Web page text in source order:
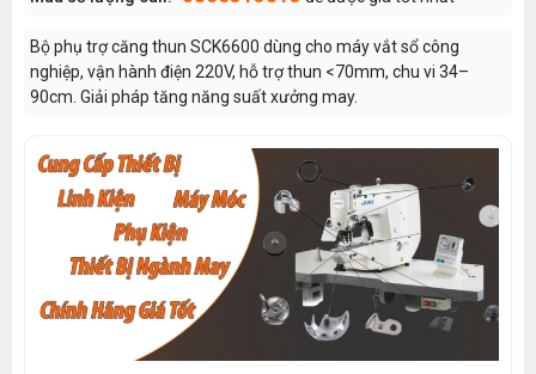
Bộ phụ trợ căng thun SCK6600 dùng cho máy vắt sổ công
nghiệp, vận hành điện 220V, hỗ trợ thun <70mm, chu vi 34–
90cm. Giải pháp tăng năng suất xưởng may.